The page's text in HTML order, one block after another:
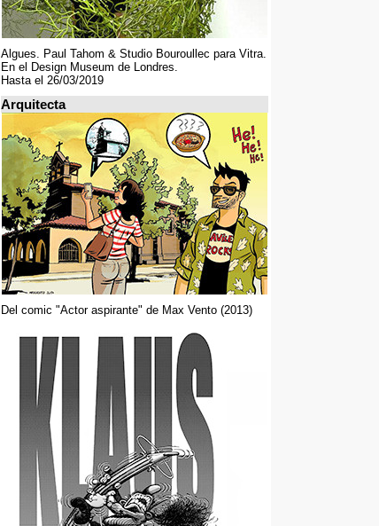
Algues. Paul Tahom & Studio Bouroullec para Vitra.
En el Design Museum de Londres.
Hasta el 26/03/2019
Arquitecta
Del comic "Actor aspirante" de Max Vento (2013)